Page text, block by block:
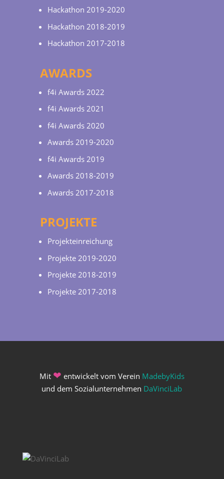
Hackathon 2019-2020
Hackathon 2018-2019
Hackathon 2017-2018
AWARDS
f4i Awards 2022
f4i Awards 2021
f4i Awards 2020
Awards 2019-2020
f4i Awards 2019
Awards 2018-2019
Awards 2017-2018
PROJEKTE
Projekteinreichung
Projekte 2019-2020
Projekte 2018-2019
Projekte 2017-2018
Mit ❤ entwickelt vom Verein MadebyKids
und dem Sozialunternehmen DaVinciLab